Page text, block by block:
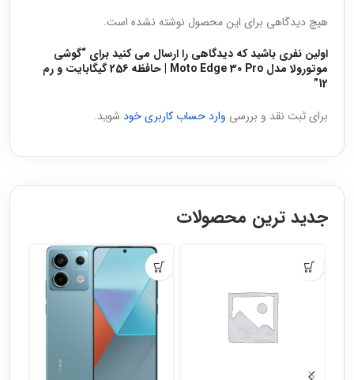
هیچ دیدگاهی برای این محصول نوشته نشده است.
اولین نفری باشید که دیدگاهی را ارسال می کنید برای “گوشی
موتورولا مدل Moto Edge 30 Pro | حافظه 256 گیگابایت و رم
12”
برای ثبت نقد و بررسی وارد حساب کاربری خود شوید.
جدید ترین محصولات